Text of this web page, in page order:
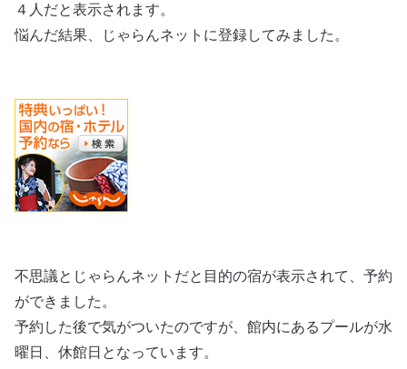
４人だと表示されます。
悩んだ結果、じゃらんネットに登録してみました。
不思議とじゃらんネットだと目的の宿が表示されて、予約
ができました。
予約した後で気がついたのですが、館内にあるプールが水
曜日、休館日となっています。